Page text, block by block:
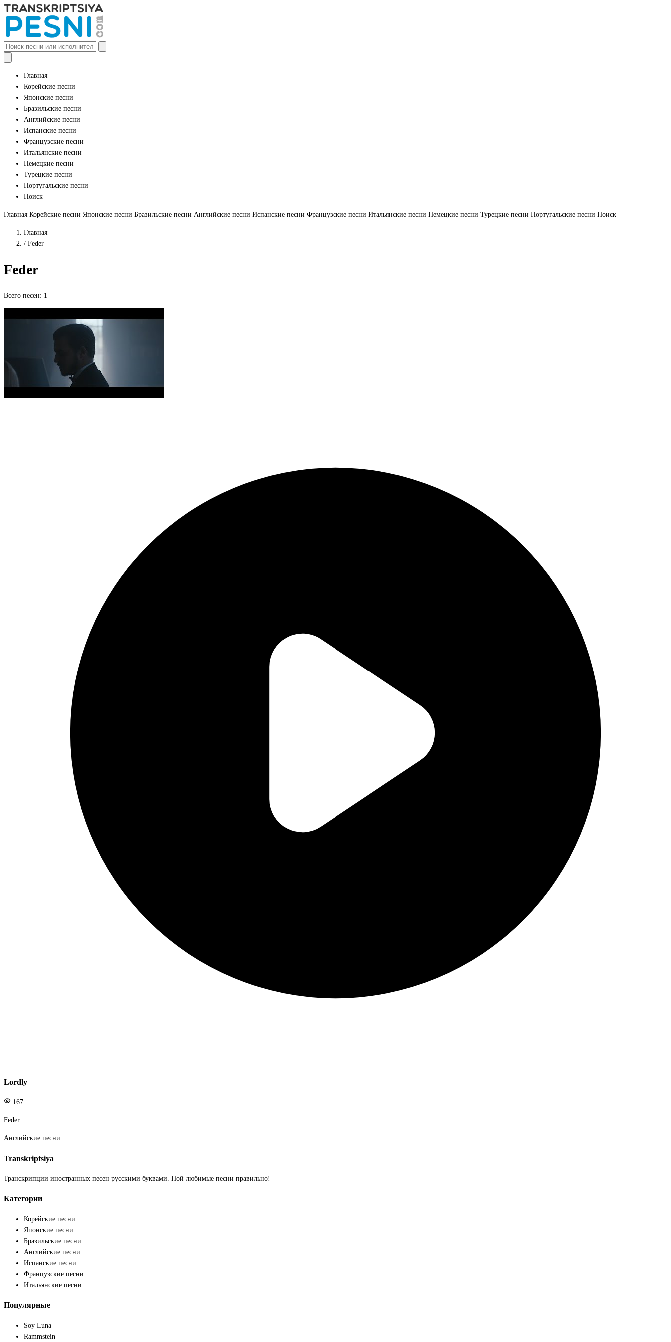
Главная
Корейские песни
Японские песни
Бразильские песни
Английские песни
Испанские песни
Французские песни
Итальянские песни
Немецкие песни
Турецкие песни
Португальские песни
Поиск
Главная Корейские песни Японские песни Бразильские песни Английские песни Испанские песни Французские песни Итальянские песни Немецкие песни Турецкие песни Португальские песни Поиск
Главная
/ Feder
Feder
Всего песен: 1
Lordly
167
Feder
Английские песни
Transkriptsiya
Транскрипции иностранных песен русскими буквами. Пой любимые песни правильно!
Категории
Корейские песни
Японские песни
Бразильские песни
Английские песни
Испанские песни
Французские песни
Итальянские песни
Популярные
Soy Luna
Rammstein